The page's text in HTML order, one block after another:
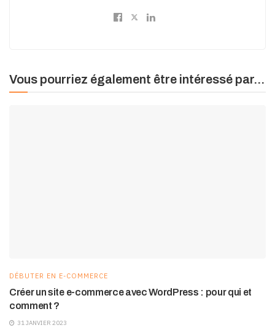
Vous pourriez également être intéressé par...
DÉBUTER EN E-COMMERCE
Créer un site e-commerce avec WordPress : pour qui et
comment ?
31 JANVIER 2023